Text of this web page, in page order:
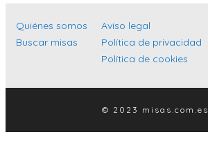
Islas Baleares
Málaga
Toledo
Quiénes somos
Buscar misas
Aviso legal
Política de privacidad
Política de cookies
© 2023 misas.com.es